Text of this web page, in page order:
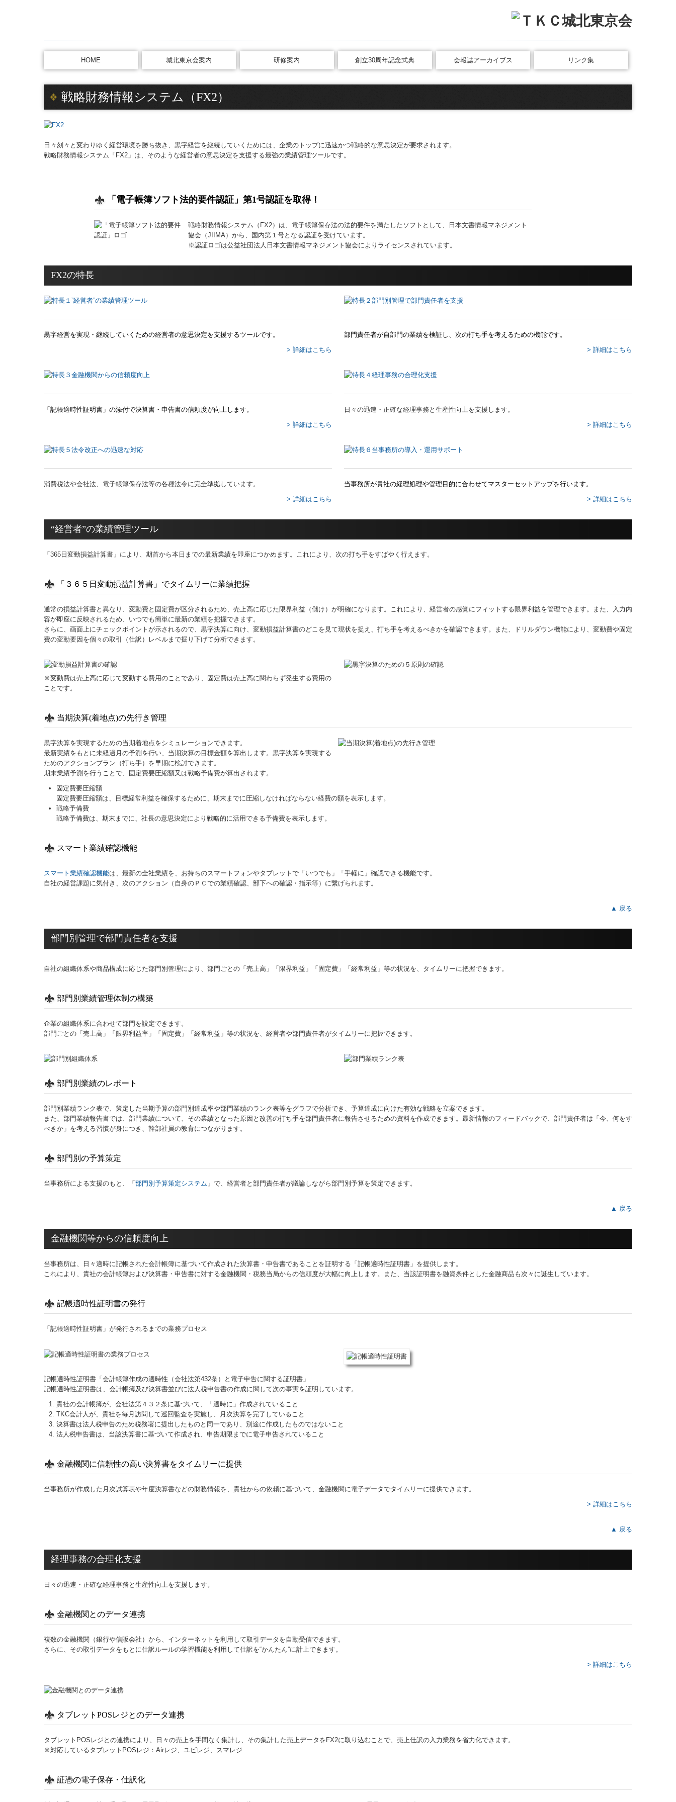
HOME 城北東京会案内 研修案内 創立30周年記念式典 会報誌アーカイブス リンク集
戦略財務情報システム（FX2）
日々刻々と変わりゆく経営環境を勝ち抜き、黒字経営を継続していくためには、企業のトップに迅速かつ戦略的な意思決定が要求されます。
戦略財務情報システム「FX2」は、そのような経営者の意思決定を支援する最強の業績管理ツールです。
「電子帳簿ソフト法的要件認証」第1号認証を取得！
戦略財務情報システム（FX2）は、電子帳簿保存法の法的要件を満たしたソフトとして、日本文書情報マネジメント
協会（JIIMA）から、国内第１号となる認証を受けています。
※認証ロゴは公益社団法人日本文書情報マネジメント協会によりライセンスされています。
FX2の特長
黒字経営を実現・継続していくための経営者の意思決定を支援するツールです。
> 詳細はこちら
部門責任者が自部門の業績を検証し、次の打ち手を考えるための機能です。
> 詳細はこちら
「記帳適時性証明書」の添付で決算書・申告書の信頼度が向上します。
> 詳細はこちら
日々の迅速・正確な経理事務と生産性向上を支援します。
> 詳細はこちら
消費税法や会社法、電子帳簿保存法等の各種法令に完全準拠しています。
> 詳細はこちら
当事務所が貴社の経理処理や管理目的に合わせてマスターセットアップを行います。
> 詳細はこちら
“経営者”の業績管理ツール
「365日変動損益計算書」により、期首から本日までの最新業績を即座につかめます。これにより、次の打ち手をすばやく行えます。
「３６５日変動損益計算書」でタイムリーに業績把握
通常の損益計算書と異なり、変動費と固定費が区分されるため、売上高に応じた限界利益（儲け）が明確になります。これにより、経営者の感覚にフィットする限界利益を管理できます。また、入力内
容が即座に反映されるため、いつでも簡単に最新の業績を把握できます。
さらに、画面上にチェックポイントが示されるので、黒字決算に向け、変動損益計算書のどこを見て現状を捉え、打ち手を考えるべきかを確認できます。また、ドリルダウン機能により、変動費や固定
費の変動要因を個々の取引（仕訳）レベルまで掘り下げて分析できます。
※変動費は売上高に応じて変動する費用のことであり、固定費は売上高に関わらず発生する費用の
ことです。
当期決算(着地点)の先行き管理
黒字決算を実現するための当期着地点をシミュレーションできます。
最新実績をもとに未経過月の予測を行い、当期決算の目標金額を算出します。黒字決算を実現する
ためのアクションプラン（打ち手）を早期に検討できます。
期末業績予測を行うことで、固定費要圧縮額又は戦略予備費が算出されます。
固定費要圧縮額
固定費要圧縮額は、目標経常利益を確保するために、期末までに圧縮しなければならない経費の額を表示します。
戦略予備費
戦略予備費は、期末までに、社長の意思決定により戦略的に活用できる予備費を表示します。
スマート業績確認機能
スマート業績確認機能は、最新の全社業績を、お持ちのスマートフォンやタブレットで「いつでも」「手軽に」確認できる機能です。
自社の経営課題に気付き、次のアクション（自身のＰＣでの業績確認、部下への確認・指示等）に繋げられます。
▲ 戻る
部門別管理で部門責任者を支援
自社の組織体系や商品構成に応じた部門別管理により、部門ごとの「売上高」「限界利益」「固定費」「経常利益」等の状況を、タイムリーに把握できます。
部門別業績管理体制の構築
企業の組織体系に合わせて部門を設定できます。
部門ごとの「売上高」「限界利益率」「固定費」「経常利益」等の状況を、経営者や部門責任者がタイムリーに把握できます。
部門別業績のレポート
部門別業績ランク表で、策定した当期予算の部門別達成率や部門業績のランク表等をグラフで分析でき、予算達成に向けた有効な戦略を立案できます。
また、部門業績報告書では、部門業績について、その業績となった原因と改善の打ち手を部門責任者に報告させるための資料を作成できます。最新情報のフィードバックで、部門責任者は「今、何をす
べきか」を考える習慣が身につき、幹部社員の教育につながります。
部門別の予算策定
当事務所による支援のもと、「 部門別予算策定システム 」で、経営者と部門責任者が議論しながら部門別予算を策定できます。
▲ 戻る
金融機関等からの信頼度向上
当事務所は、日々適時に記帳された会計帳簿に基づいて作成された決算書・申告書であることを証明する「記帳適時性証明書」を提供します。
これにより、貴社の会計帳簿および決算書・申告書に対する金融機関・税務当局からの信頼度が大幅に向上します。また、当該証明書を融資条件とした金融商品も次々に誕生しています。
記帳適時性証明書の発行
「記帳適時性証明書」が発行されるまでの業務プロセス
記帳適時性証明書「会計帳簿作成の適時性（会社法第432条）と電子申告に関する証明書」
記帳適時性証明書は、会計帳簿及び決算書並びに法人税申告書の作成に関して次の事実を証明しています。
貴社の会計帳簿が、会社法第４３２条に基づいて、「適時に」作成されていること
TKC会計人が、貴社を毎月訪問して巡回監査を実施し、月次決算を完了していること
決算書は法人税申告のため税務署に提出したものと同一であり、別途に作成したものではないこと
法人税申告書は、当該決算書に基づいて作成され、申告期限までに電子申告されていること
金融機関に信頼性の高い決算書をタイムリーに提供
当事務所が作成した月次試算表や年度決算書などの財務情報を、貴社からの依頼に基づいて、金融機関に電子データでタイムリーに提供できます。
> 詳細はこちら
▲ 戻る
経理事務の合理化支援
日々の迅速・正確な経理事務と生産性向上を支援します。
金融機関とのデータ連携
複数の金融機関（銀行や信販会社）から、インターネットを利用して取引データを自動受信できます。
さらに、その取引データをもとに仕訳ルールの学習機能を利用して仕訳を“かんたん”に計上できます。
> 詳細はこちら
タブレットPOSレジとのデータ連携
タブレットPOSレジとの連携により、日々の売上を手間なく集計し、その集計した売上データをFX2に取り込むことで、売上仕訳の入力業務を省力化できます。
※対応しているタブレットPOSレジ：Airレジ、ユビレジ、スマレジ
証憑の電子保存・仕訳化